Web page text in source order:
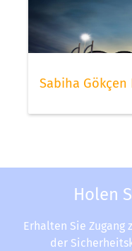
Sabiha
Holen
Erhalten Sie Zugang
der